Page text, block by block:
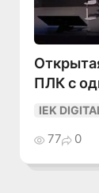
ПЛК с
IEK
77 0